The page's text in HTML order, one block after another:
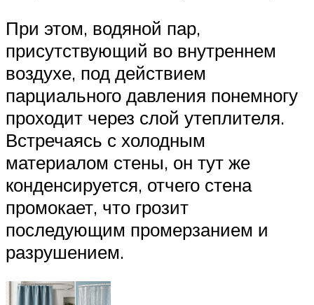
При этом, водяной пар,
присутствующий во внутреннем
воздухе, под действием
парциального давления понемногу
проходит через слой утеплителя.
Встречаясь с холодным
материалом стены, он тут же
конденсируется, отчего стена
промокает, что грозит
последующим промерзанием и
разрушением.